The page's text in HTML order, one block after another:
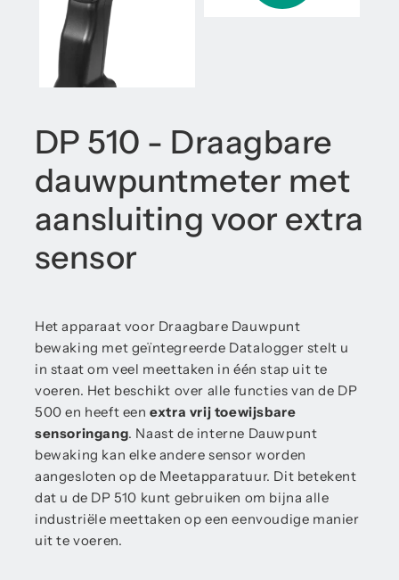
DP 510 - Draagbare
dauwpuntmeter met
aansluiting voor extra
sensor
Het apparaat voor Draagbare Dauwpunt
bewaking met geïntegreerde Datalogger stelt u
in staat om veel meettaken in één stap uit te
voeren. Het beschikt over alle functies van de DP
500 en heeft eenextra vrij toewijsbare
sensoringang. Naast de interne Dauwpunt
bewaking kan elke andere sensor worden
aangesloten op de Meetapparatuur. Dit betekent
dat u de DP 510 kunt gebruiken om bijna alle
industriële meettaken op een eenvoudige manier
uit te voeren.